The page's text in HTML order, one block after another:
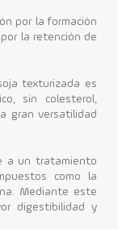
por la formación
la retención de
texturizada es
sin colesterol,
gran versatilidad
a un tratamiento
como la
Mediante este
digestibilidad y